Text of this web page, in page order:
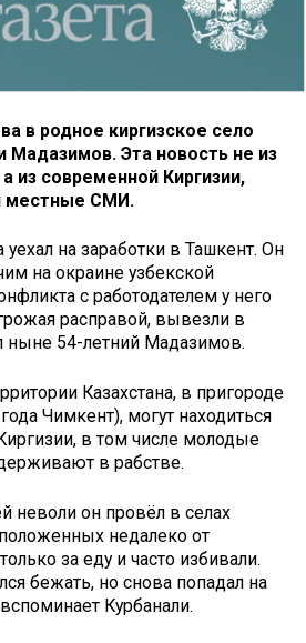
в родное киргизское село
Мадазимов. Эта новость не из
из современной Киргизии,
местные СМИ.
на заработки в Ташкент. Он
на окраине узбекской
с работодателем у него
расправой, вывезли в
ныне 54-летний Мадазимов.
Казахстана, в пригороде
Чимкент), могут находиться
в том числе молодые
в рабстве.
неволи он провёл в селах
недалеко от
за еду и часто избивали.
бежать, но снова попадал на
Курбанали.